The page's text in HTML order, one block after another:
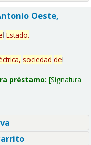
Oeste,
l Estado.
sociedad del
préstamo: Signatura